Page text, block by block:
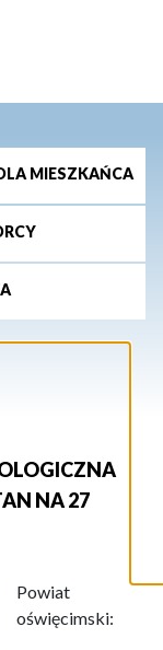
MIESZKAŃCA
NA 27
Powiat
oświęcimski: